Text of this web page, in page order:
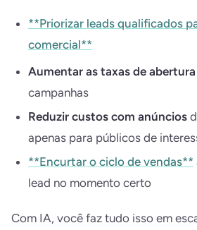
**Priorizar leads qualificados
comercial**
Aumentar as taxas de
campanhas
Reduzir custos com anúncios
apenas para públicos de
**Encurtar o ciclo de vendas**
lead no momento certo
Com IA, você faz tudo isso em